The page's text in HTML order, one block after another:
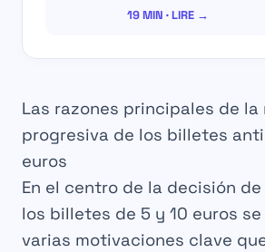
19 MIN · LIRE →
Las razones principales de
progresiva de los billetes
euros
En el centro de la decisión
los billetes de 5 y 10 euros
varias motivaciones clave